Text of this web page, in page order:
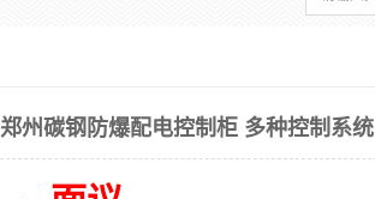
郑州碳钢防爆配电控制柜 多种控制系统